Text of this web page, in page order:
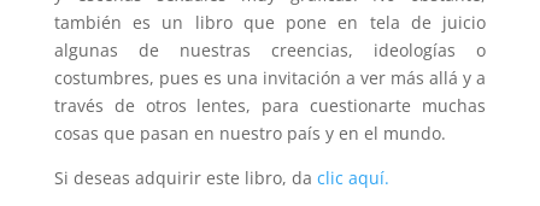
también es un libro que pone en tela de juicio
algunas de nuestras creencias, ideologías o
costumbres, pues es una invitación a ver más allá y a
través de otros lentes, para cuestionarte muchas
cosas que pasan en nuestro país y en el mundo.
Si deseas adquirir este libro, da clic aquí.